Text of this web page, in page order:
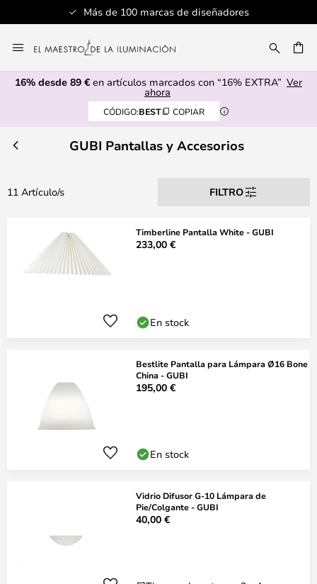
Más de 100 marcas de diseñadores
al
contenido
16% desde 89 € en artículos marcados con “16% EXTRA” Ver
ahora
CÓDIGO:BEST COPIAR
GUBI Pantallas y Accesorios
11 Artículo/s FILTRO
Timberline Pantalla White - GUBI
233,00 €
En stock
Bestlite Pantalla para Lámpara Ø16 Bone
China - GUBI
195,00 €
En stock
Vidrio Difusor G-10 Lámpara de
Pie/Colgante - GUBI
40,00 €